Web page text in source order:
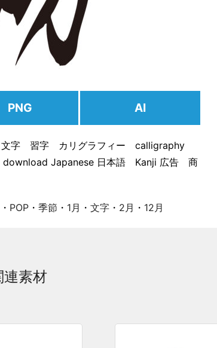
PNG AI
習字 カリグラフィー calligraphy
Japanese 日本語 Kanji 広告 商
・ POP ・季節 ・ 1月 ・文字 ・ 2月 ・ 12月
連素材